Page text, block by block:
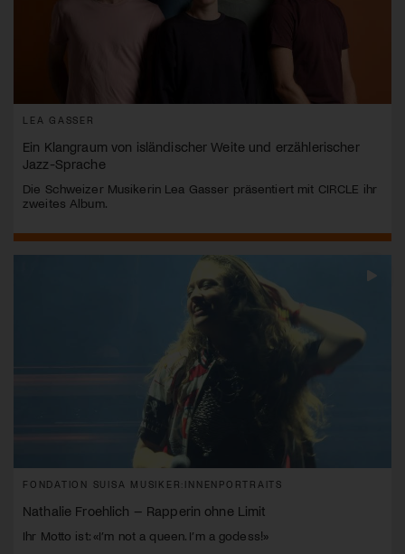
LEA GASSER
Ein Klangraum von isländischer Weite und erzählerischer
Jazz-Sprache
Die Schweizer Musikerin Lea Gasser präsentiert mit CIRCLE ihr
zweites Album.
FONDATION SUISA MUSIKER:INNENPORTRAITS
Nathalie Froehlich – Rapperin ohne Limit
Ihr Motto ist: «I’m not a queen. I’m a godess!»